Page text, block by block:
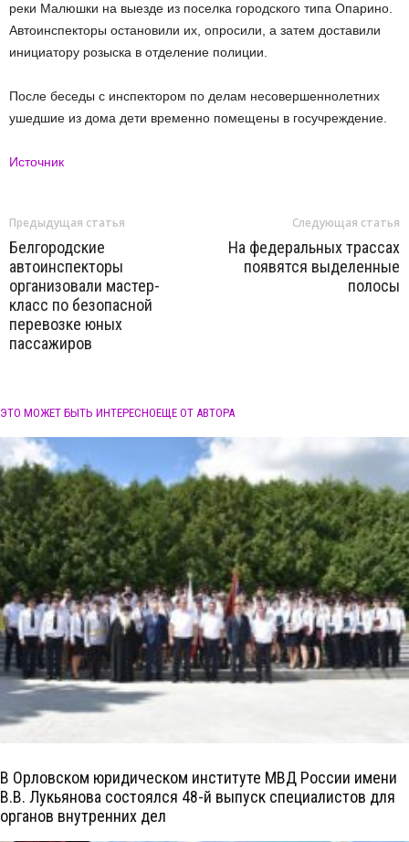
реки Малюшки на выезде из поселка городского типа Опарино.
Автоинспекторы остановили их, опросили, а затем доставили
инициатору розыска в отделение полиции.
После беседы с инспектором по делам несовершеннолетних
ушедшие из дома дети временно помещены в госучреждение.
Источник
Предыдущая статья
Белгородские
автоинспекторы
организовали мастер-
класс по безопасной
перевозке юных
пассажиров
Следующая статья
На федеральных трассах
появятся выделенные
полосы
ЭТО МОЖЕТ БЫТЬ ИНТЕРЕСНОЕЩЕ ОТ АВТОРА
В Орловском юридическом институте МВД России имени
В.В. Лукьянова состоялся 48-й выпуск специалистов для
органов внутренних дел